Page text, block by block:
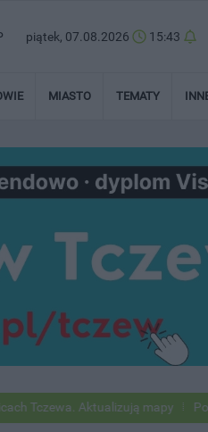
piątek, 07.08.2026 15:43
MIASTO TEMATY
Aktualizują mapy Pod